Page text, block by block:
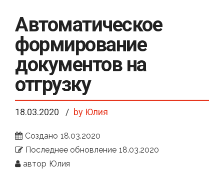
Автоматическое
формирование
документов на
отгрузку
18.03.2020 by Юлия
Создано 18.03.2020
Последнее обновление 18.03.2020
автор Юлия